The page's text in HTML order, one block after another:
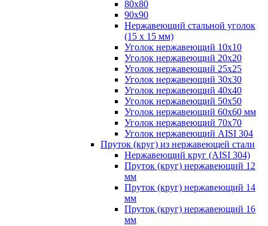
80х80
90х90
Нержавеющий стальной уголок
(15 х 15 мм)
Уголок нержавеющий 10х10
Уголок нержавеющий 20х20
Уголок нержавеющий 25х25
Уголок нержавеющий 30х30
Уголок нержавеющий 40х40
Уголок нержавеющий 50х50
Уголок нержавеющий 60х60 мм
Уголок нержавеющий 70х70
Уголок нержавеющий AISI 304
Пруток (круг) из нержавеющей стали
Нержавеющий круг (AISI 304)
Пруток (круг) нержавеющий 12
мм
Пруток (круг) нержавеющий 14
мм
Пруток (круг) нержавеющий 16
мм